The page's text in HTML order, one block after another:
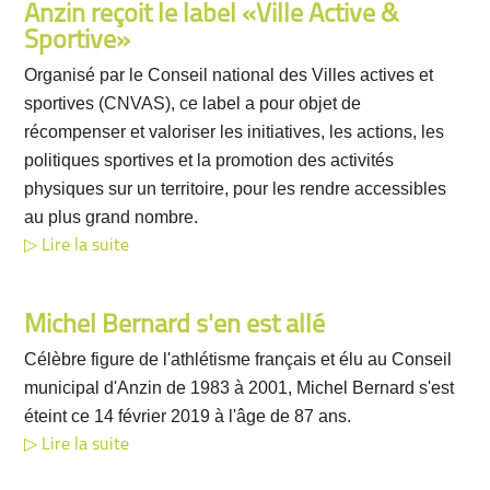
Anzin reçoit le label «Ville Active &
Sportive»
Organisé par le Conseil national des Villes actives et
sportives (CNVAS), ce label a pour objet de
récompenser et valoriser les initiatives, les actions, les
politiques sportives et la promotion des activités
physiques sur un territoire, pour les rendre accessibles
au plus grand nombre.
Lire la suite
Michel Bernard s'en est allé
Célèbre figure de l'athlétisme français et élu au Conseil
municipal d'Anzin de 1983 à 2001, Michel Bernard s'est
éteint ce 14 février 2019 à l'âge de 87 ans.
Lire la suite